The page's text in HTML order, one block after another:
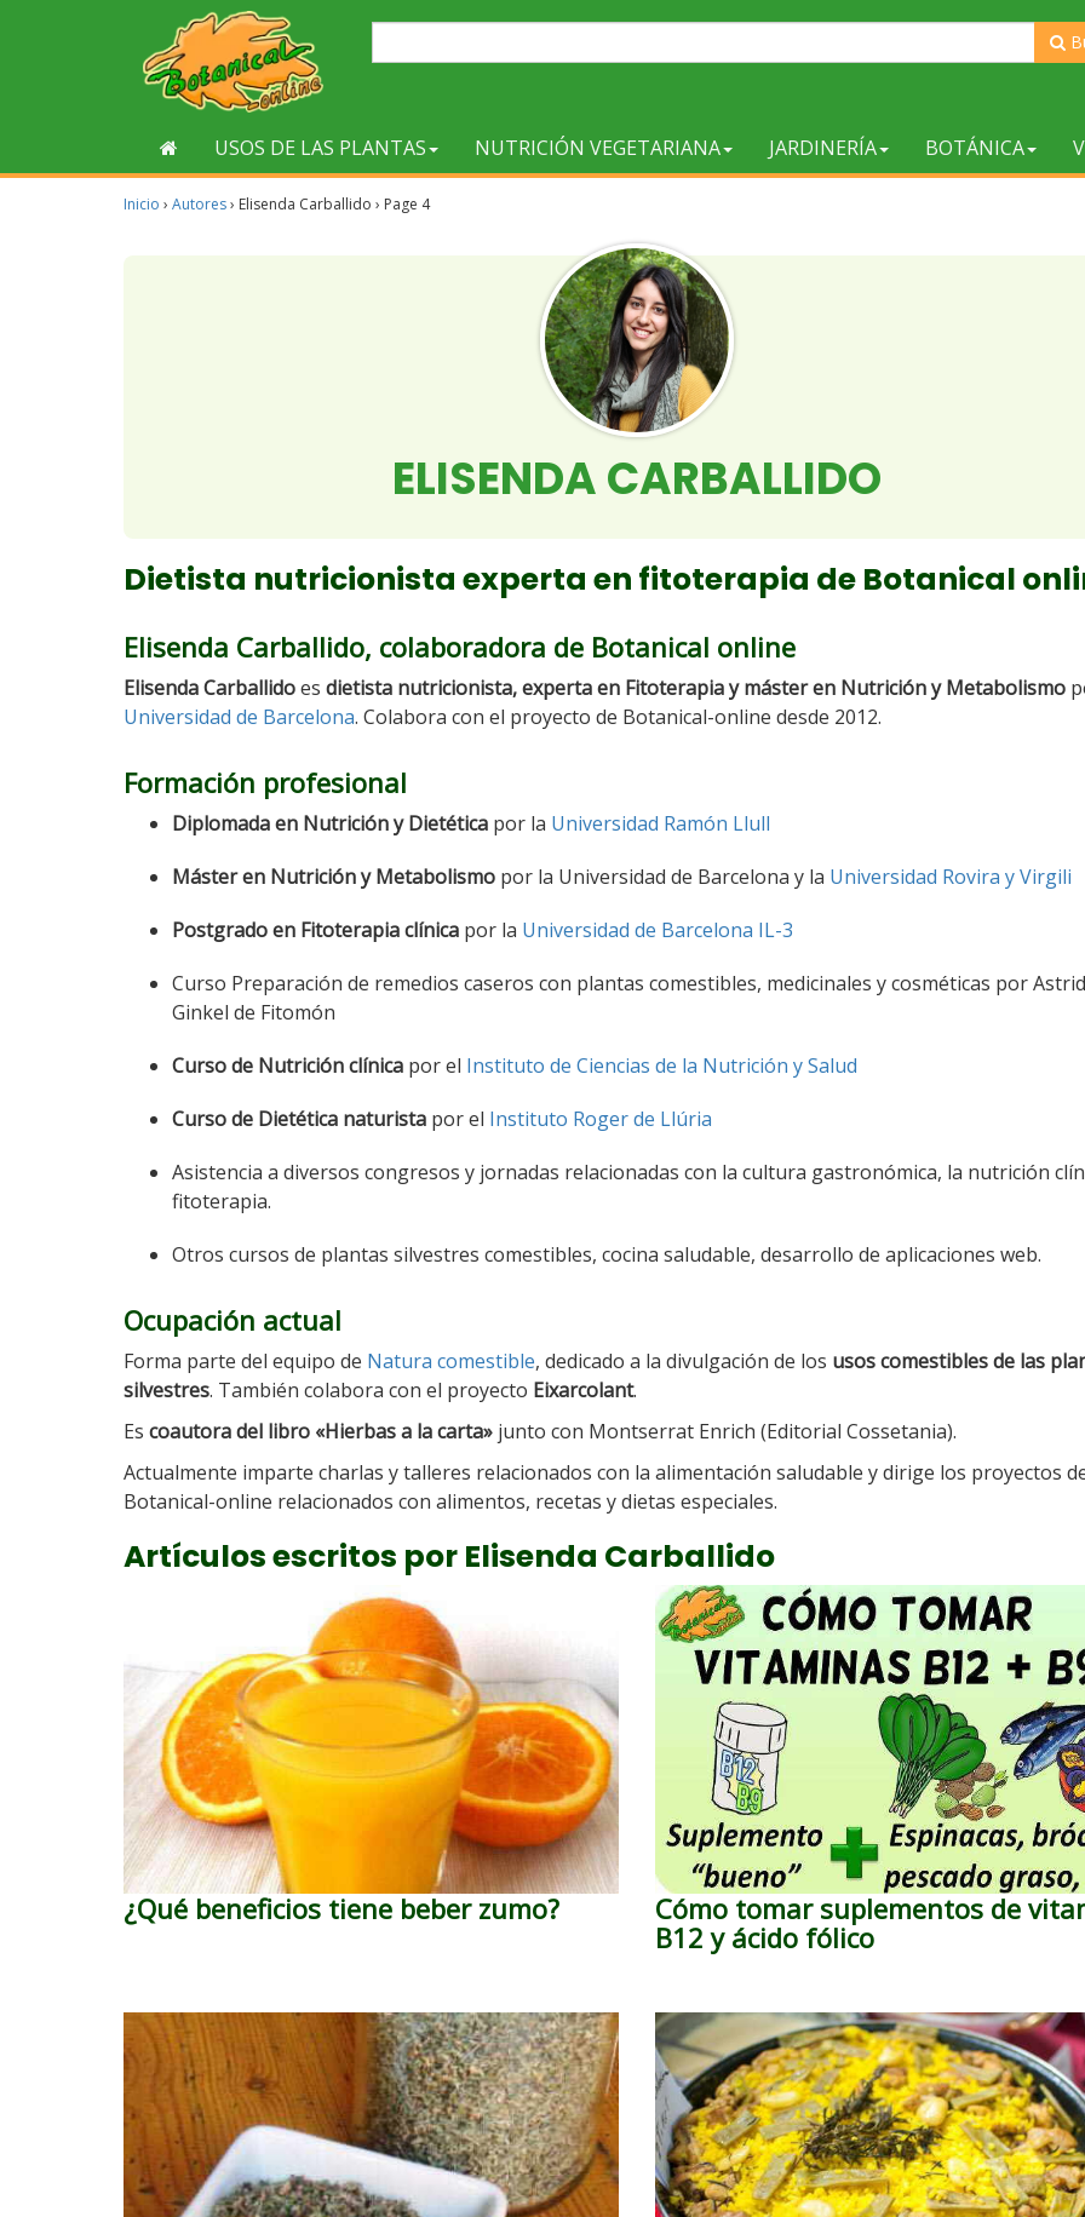
USOS DE LAS PLANTAS NUTRICIÓN VEGETARIANA JARDINERÍA BOTÁNICA
Inicio › Autores› Elisenda Carballido › Page 4
ELISENDA CARBALLIDO
Dietista nutricionista experta en fitoterapia de Botanical
Elisenda Carballido, colaboradora de Botanical online
Elisenda Carballidoes dietista nutricionista, experta en Fitoterapia y máster en Nutrición y Metabolismo
Universidad de Barcelona. Colabora con el proyecto de Botanical-online desde 2012.
Formación profesional
Diplomada en Nutrición y Dietética por la Universidad Ramón Llull
Máster en Nutrición y Metabolismo por la Universidad de Barcelona y la Universidad Rovira y Virgili
Postgrado en Fitoterapia clínica por la Universidad de Barcelona IL-3
Curso Preparación de remedios caseros con plantas comestibles, medicinales y cosméticas por
Ginkel de Fitomón
Curso de Nutrición clínica por el Instituto de Ciencias de la Nutrición y Salud
Curso de Dietética naturista por el Instituto Roger de Llúria
Asistencia a diversos congresos y jornadas relacionadas con la cultura gastronómica, la nutrición
fitoterapia.
Otros cursos de plantas silvestres comestibles, cocina saludable, desarrollo de aplicaciones web.
Ocupación actual
Forma parte del equipo de Natura comestible, dedicado a la divulgación de los usos comestibles de las
silvestres. También colabora con el proyecto Eixarcolant.
Es coautora del libro «Hierbas a la carta» junto con Montserrat Enrich (Editorial Cossetania).
Actualmente imparte charlas y talleres relacionados con la alimentación saludable y dirige los proyectos
Botanical-online relacionados con alimentos, recetas y dietas especiales.
Artículos escritos por Elisenda Carballido
¿Qué beneficios tiene beber zumo?
Cómo tomar suplementos de
B12 y ácido fólico